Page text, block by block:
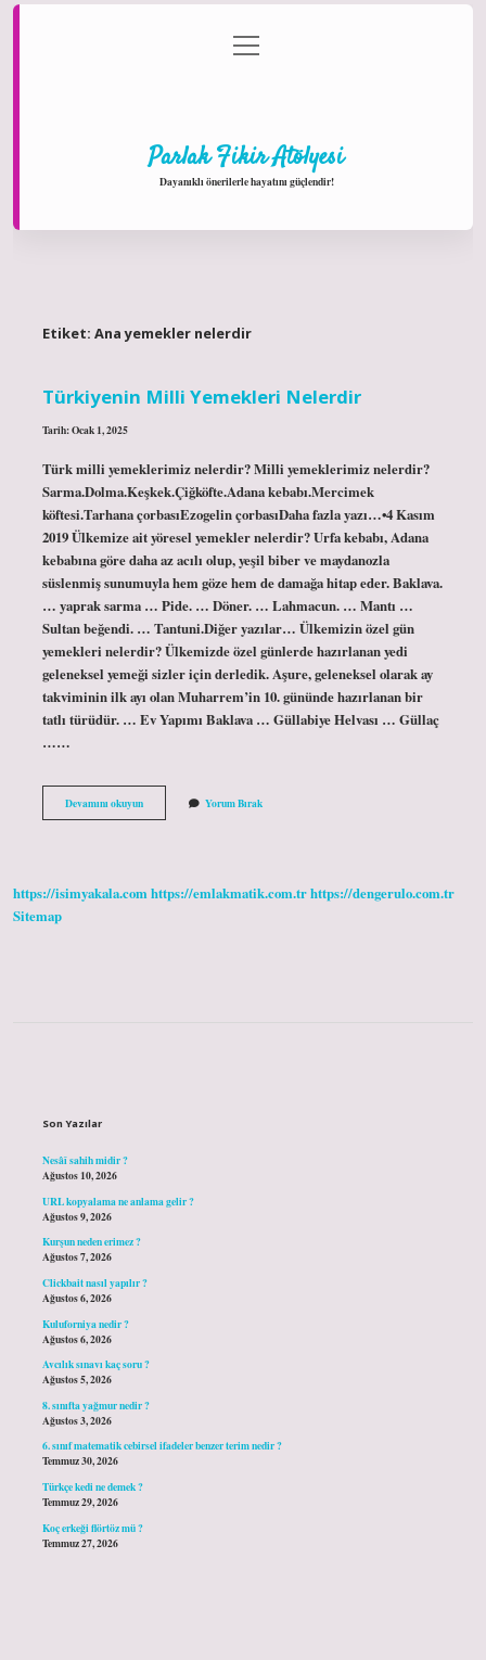
Gizlilik Politikası
menüyü
aç
Parlak Fikir Atölyesi
Dayanıklı önerilerle hayatını güçlendir!
Etiket: Ana yemekler nelerdir
Türkiyenin Milli Yemekleri Nelerdir
Tarih: Ocak 1, 2025
Türk milli yemeklerimiz nelerdir? Milli yemeklerimiz nelerdir?
Sarma.Dolma.Keşkek.Çiğköfte.Adana kebabı.Mercimek
köftesi.Tarhana çorbasıEzogelin çorbasıDaha fazla yazı…•4 Kasım
2019 Ülkemize ait yöresel yemekler nelerdir? Urfa kebabı, Adana
kebabına göre daha az acılı olup, yeşil biber ve maydanozla
süslenmiş sunumuyla hem göze hem de damağa hitap eder. Baklava.
… yaprak sarma … Pide. … Döner. … Lahmacun. … Mantı …
Sultan beğendi. … Tantuni.Diğer yazılar… Ülkemizin özel gün
yemekleri nelerdir? Ülkemizde özel günlerde hazırlanan yedi
geleneksel yemeği sizler için derledik. Aşure, geleneksel olarak ay
takviminin ilk ayı olan Muharrem’in 10. gününde hazırlanan bir
tatlı türüdür. … Ev Yapımı Baklava … Güllabiye Helvası … Güllaç
……
Devamını okuyunTürkiyenin
Milli
Yorum Bırak
https://isimyakala.comhttps://emlakmatik.com.trhttps://dengerulo.com.tr
Sitemap
Son Yazılar
Nesâî sahih midir ?
Ağustos 10, 2026
URL kopyalama ne anlama gelir ?
Ağustos 9, 2026
Kurşun neden erimez ?
Ağustos 7, 2026
Clickbait nasıl yapılır ?
Ağustos 6, 2026
Kuluforniya nedir ?
Ağustos 6, 2026
Avcılık sınavı kaç soru ?
Ağustos 5, 2026
8. sınıfta yağmur nedir ?
Ağustos 3, 2026
6. sınıf matematik cebirsel ifadeler benzer terim nedir ?
Temmuz 30, 2026
Türkçe kedi ne demek ?
Temmuz 29, 2026
Koç erkeği flörtöz mü ?
Temmuz 27, 2026